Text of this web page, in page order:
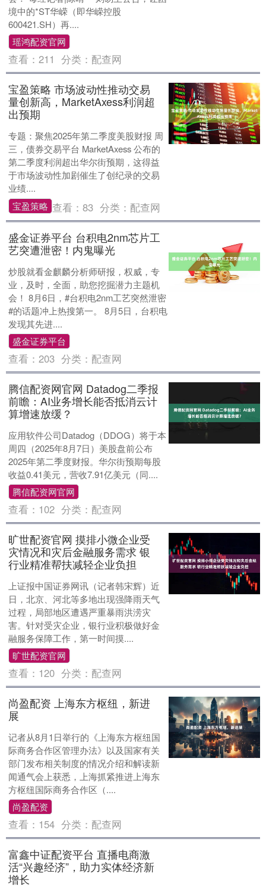
境中的*ST华嵘（即华嵘控股
600421.SH）再....
瑶鸿配资官网
查看：211 分类： 配查网
宝盈策略 市场波动性推动交易
量创新高，MarketAxess利润超
出预期
专题：聚焦2025年第二季度美股财报 周
三，债券交易平台 MarketAxess 公布的
第二季度利润超出华尔街预期，这得益
于市场波动性加剧催生了创纪录的交易
业绩....
宝盈策略 查看：83 分类： 配查网
盛金证券平台 台积电2nm芯片工
艺突遭泄密！内鬼曝光
炒股就看金麒麟分析师研报，权威，专
业，及时，全面，助您挖掘潜力主题机
会！ 8月6日，#台积电2nm工艺突然泄密
#的话题冲上热搜第一。 8月5日，台积电
发现其先进....
盛金证券平台
查看：203 分类： 配查网
腾信配资网官网 Datadog二季报
前瞻：AI业务增长能否抵消云计
算增速放缓？
应用软件公司Datadog（DDOG）将于本
周四（2025年8月7日）美股盘前公布
2025年第二季度财报。华尔街预期每股
收益0.41美元，营收7.91亿美元（同....
腾信配资网官网
查看： 102 分类： 配查网
旷世配资官网 摸排小微企业受
灾情况和灾后金融服务需求 银
行业精准帮扶减轻企业负担
上证报中国证券网讯（记者韩宋辉）近
日，北京、河北等多地出现强降雨天气
过程，局部地区遭遇严重暴雨洪涝灾
害。针对受灾企业，银行业积极做好金
融服务保障工作，第一时间摸....
旷世配资官网
查看： 120 分类： 配查网
尚盈配资 上海东方枢纽，新进
展
记者从8月1日举行的《上海东方枢纽国
际商务合作区管理办法》以及国家有关
部门发布相关制度的情况介绍和解读新
闻通气会上获悉，上海抓紧推进上海东
方枢纽国际商务合作区（....
尚盈配资
查看： 154 分类： 配查网
富鑫中证配资平台 直播电商激
活“兴趣经济”，助力实体经济新
增长